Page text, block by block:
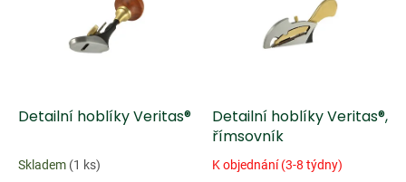
dDetailní hoblíky Veritas®
Skladem (1 ks)
Detailní hoblíky Veritas®,
římsovník
K objednání (3-8 týdny)